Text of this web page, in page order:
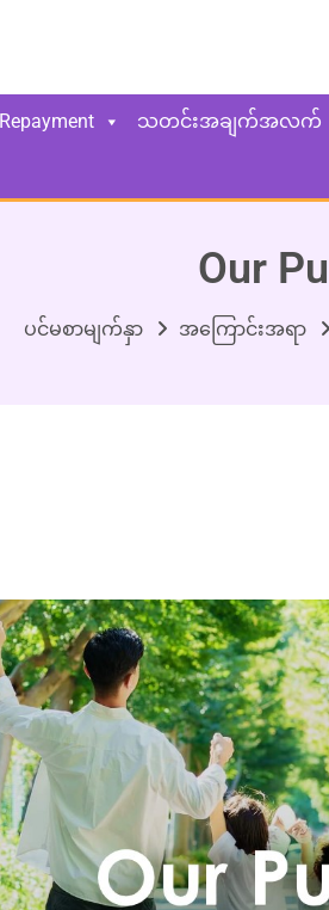
Repayment သတင်းအချက်အလက်
Our
ပင်မစာမျက်နှာ အကြောင်းအရာ